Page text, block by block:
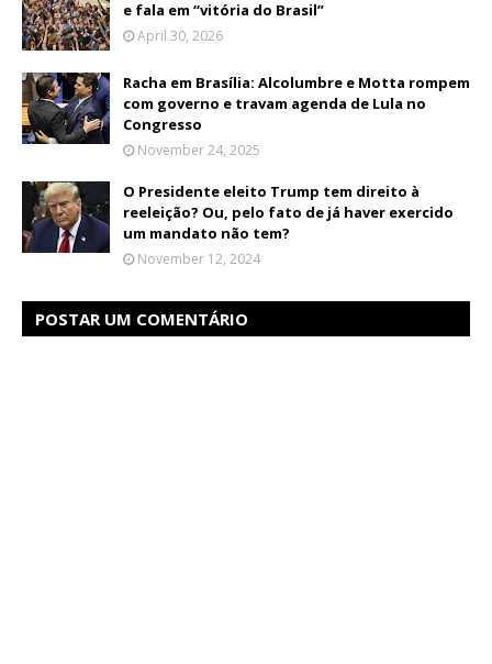
e fala em “vitória do Brasil”
April 30, 2026
Racha em Brasília: Alcolumbre e Motta rompem
com governo e travam agenda de Lula no
Congresso
November 24, 2025
O Presidente eleito Trump tem direito à
reeleição? Ou, pelo fato de já haver exercido
um mandato não tem?
November 12, 2024
POSTAR UM COMENTÁRIO